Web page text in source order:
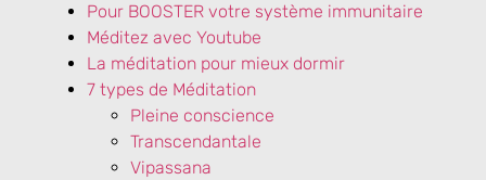
Pour BOOSTER votre système immunitaire
Méditez avec Youtube
La méditation pour mieux dormir
7 types de Méditation
Pleine conscience
Transcendantale
Vipassana